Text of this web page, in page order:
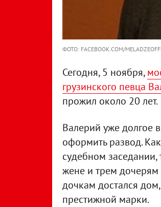
ФОТО: FACEBOOK.COM/
Сегодня, 5 ноября,
грузинского певца
прожил около 20 лет.
Валерий уже долгое
оформить развод.
судебном заседании,
жене и трем
дочкам достался
престижной марки.